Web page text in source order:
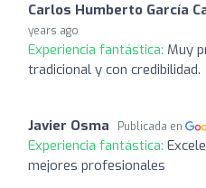
Carlos Humberto García
years ago
Experiencia fantástica: Muy
tradicional y con credibilidad.
Javier Osma Publicada en
Experiencia fantástica:
mejores profesionales